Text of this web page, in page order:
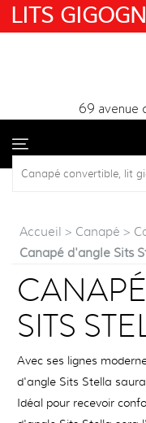
69 avenue
Accueil > Canapé >
Canapé d'angle Sits
SITS
Avec ses lignes
d'angle Sits Stella
Idéal pour recevoir
LITS